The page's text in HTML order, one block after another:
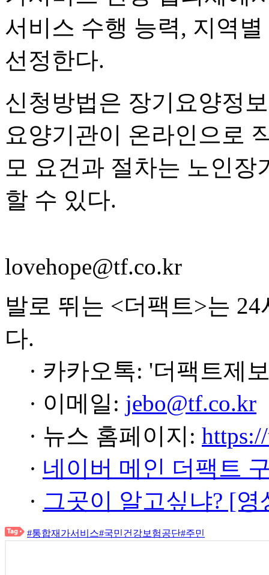
서비스 수행 능력, 지역
선정한다.
신청방법은 장기요양정
요양기관이 온라인으로
모 요건과 절차는 노인
할 수 있다.
lovehope@tf.co.kr
발로 뛰는 <더팩트>는
다.
· 카카오톡: '더팩트제
· 이메일: jebo@tf.co.kr
· 뉴스 홈페이지:
· 네이버 메인 더팩트
· 그곳이 알고싶냐? [
#통합재가서비스#국민건강보험공단#주민